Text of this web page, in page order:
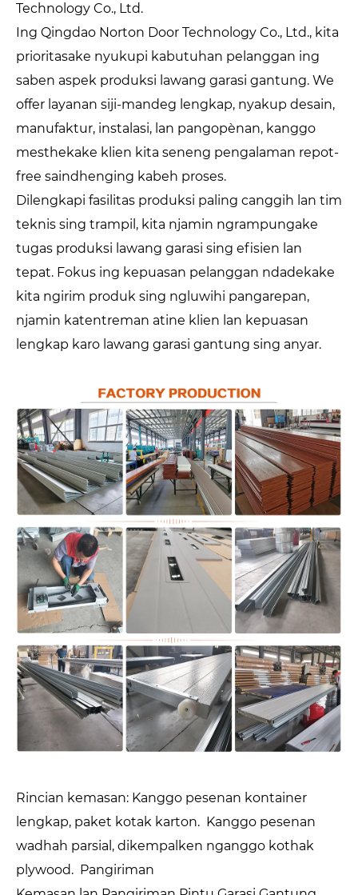
Technology Co., Ltd.
Ing Qingdao Norton Door Technology Co., Ltd., kita
prioritasake nyukupi kabutuhan pelanggan ing
saben aspek produksi lawang garasi gantung. We
offer layanan siji-mandeg lengkap, nyakup desain,
manufaktur, instalasi, lan pangopènan, kanggo
mesthekake klien kita seneng pengalaman repot-
free saindhenging kabeh proses.
Dilengkapi fasilitas produksi paling canggih lan tim
teknis sing trampil, kita njamin ngrampungake
tugas produksi lawang garasi sing efisien lan
tepat. Fokus ing kepuasan pelanggan ndadekake
kita ngirim produk sing ngluwihi pangarepan,
njamin katentreman atine klien lan kepuasan
lengkap karo lawang garasi gantung sing anyar.
Rincian kemasan: Kanggo pesenan kontainer
lengkap, paket kotak karton. Kanggo pesenan
wadhah parsial, dikempalken nganggo kothak
plywood. Pangiriman